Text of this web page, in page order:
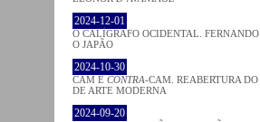
2024-12-01
O CALÍGRAFO OCIDENTAL.
O JAPÃO
2024-10-30
CAM E CONTRA-CAM. REABERTURA DO
DE ARTE MODERNA
2024-09-20